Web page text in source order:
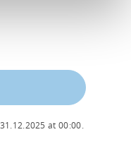
at 00:00.